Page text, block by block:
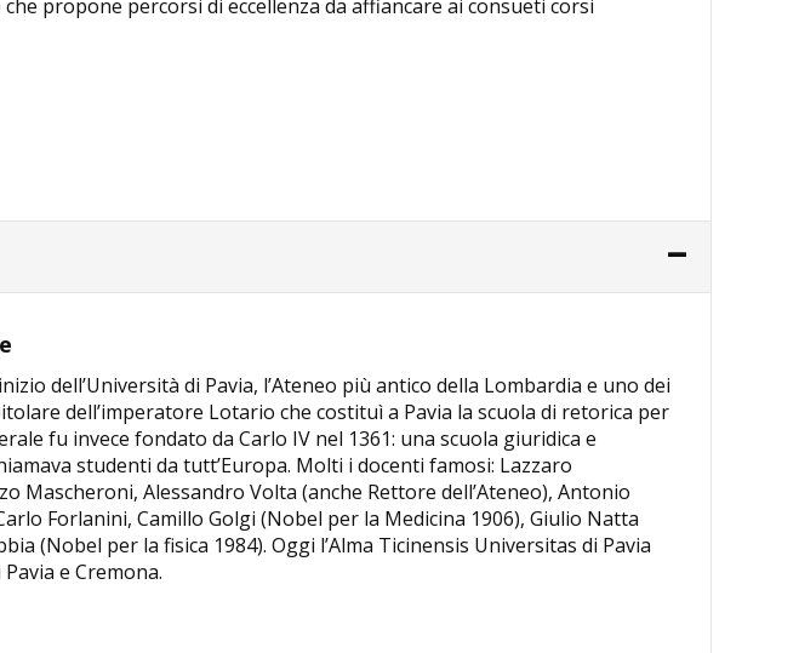
propone percorsi di eccellenza da affiancare ai consueti corsi
dell’Università di Pavia, l’Ateneo più antico della Lombardia e uno dei
dell’imperatore Lotario che costituì a Pavia la scuola di retorica per
fu invece fondato da Carlo IV nel 1361: una scuola giuridica e
studenti da tutt’Europa. Molti i docenti famosi: Lazzaro
Mascheroni, Alessandro Volta (anche Rettore dell’Ateneo), Antonio
Forlanini, Camillo Golgi (Nobel per la Medicina 1906), Giulio Natta
(Nobel per la fisica 1984). Oggi l’Alma Ticinensis Universitas di Pavia
e Cremona.